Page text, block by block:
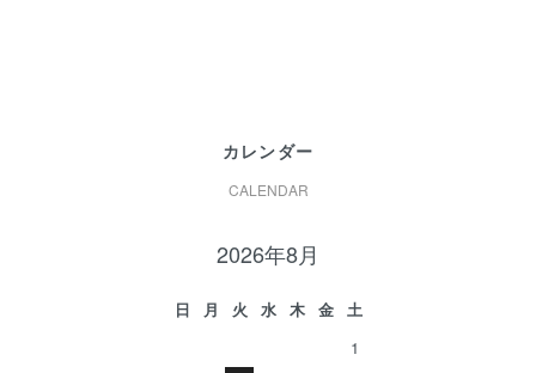
カレンダー
CALENDAR
2026年8月
日 月 火 水 木 金
土
1